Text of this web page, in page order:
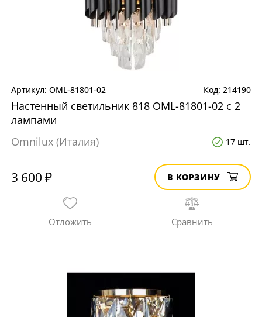
OML-81801-02 214190
Настенный светильник 818 OML-81801-02 с 2
лампами
Omnilux (Италия)
17 шт.
3 600 ₽ В КОРЗИНУ